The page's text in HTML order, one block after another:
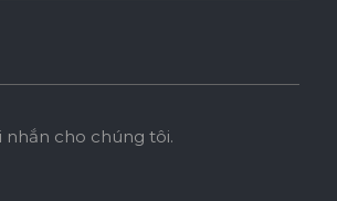
nhắn cho chúng tôi.